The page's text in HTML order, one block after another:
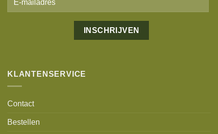
KLANTENSERVICE
Contact
Bestellen